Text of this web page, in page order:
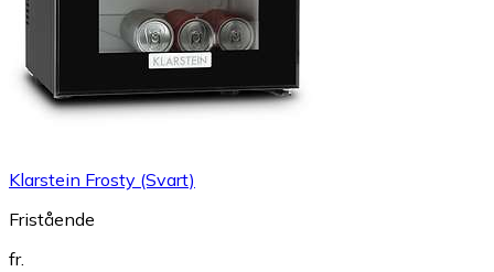
Klarstein Frosty (Svart)
Fristående
fr.